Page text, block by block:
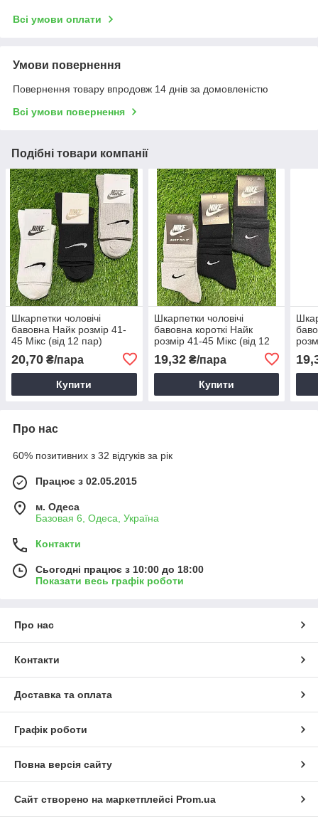
Всі умови оплати
Умови повернення
Повернення товару впродовж 14 днів за домовленістю
Всі умови повернення
Подібні товари компанії
Шкарпетки чоловічі
бавовна Найк розмір 41-
45 Мікс (від 12 пар)
20,70 ₴/пара
Купити
Шкарпетки чоловічі
бавовна короткі Найк
розмір 41-45 Мікс (від 12
19,32₴/пара
Купити
Про нас
60% позитивних з 32 відгуків за рік
Працює з 02.05.2015
м. Одеса
Базовая 6, Одеса, Україна
Контакти
Сьогодні працює з 10:00 до 18:00
Показати весь графік роботи
Про нас
Контакти
Доставка та оплата
Графік роботи
Повна версія сайту
Сайт створено на маркетплейсі Prom.ua